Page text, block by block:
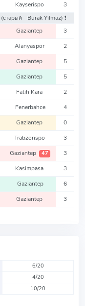
Kayserispo
3
(старый - Burak Yilmaz) ❗️
Gaziantep 3
Alanyaspor 2
Gaziantep 5
Gaziantep 5
Fatih Kara 2
Fenerbahce 4
Gaziantep 0
Trabzonspo 3
Gaziantep 47 3
Kasimpasa 3
Gaziantep 6
Gaziantep 3
6/20
4/20
10/20